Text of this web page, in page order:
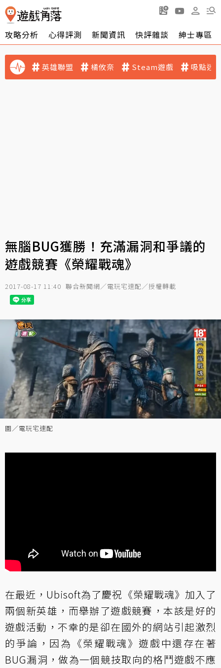
攻略分析 心得評測 新聞資訊 快評雜談 紳士專區
英雄聯盟 橘攸奈 Steam遊戲 吸點迷
無腦BUG獲勝！充滿漏洞和爭議的
遊戲競賽《榮耀戰魂》
2017-08-17 11:40 聯合新聞網／電玩宅速配／授權轉載
圖／電玩宅速配
在最近，Ubisoft為了慶祝《榮耀戰魂》加入了
兩個新英雄，而舉辦了遊戲競賽，本該是好的
遊戲活動，不幸的是卻在國外的網站引起激烈
的爭論，因為《榮耀戰魂》遊戲中還存在著
BUG漏洞，做為一個競技取向的格鬥遊戲不應